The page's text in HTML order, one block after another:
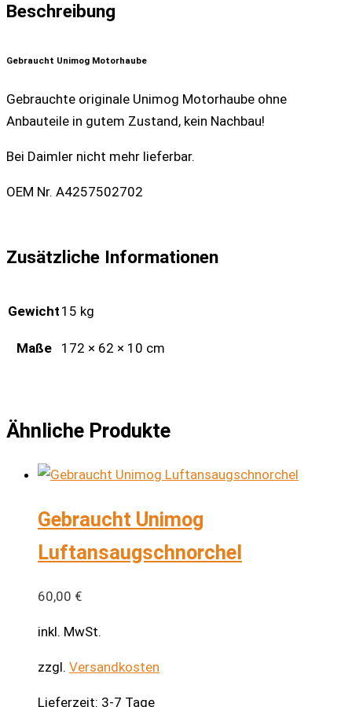
Beschreibung
Gebraucht Unimog Motorhaube
Gebrauchte originale Unimog Motorhaube ohne
Anbauteile in gutem Zustand, kein Nachbau!
Bei Daimler nicht mehr lieferbar.
OEM Nr. A4257502702
Zusätzliche Informationen
Gewicht 15 kg
Maße 172 × 62 × 10 cm
Ähnliche Produkte
Gebraucht Unimog
Luftansaugschnorchel
60,00 €
inkl. MwSt.
zzgl. Versandkosten
Lieferzeit: 3-7 Tage